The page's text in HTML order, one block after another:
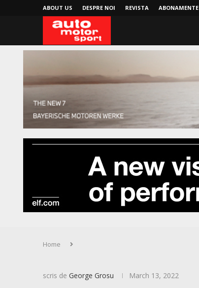
ABOUT US DESPRE NOI REVISTA ABONAMENTE
Home
scris de George Grosu March 13, 2022